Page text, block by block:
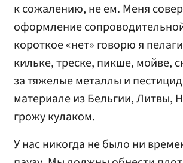
к сожалению, не ем. Меня
оформление
короткое «нет» говорю я
кильке, треске, пикше, мойве,
за тяжелые металлы и
материале из Бельгии, Литвы,
грожу кулаком.
У нас никогда не было ни